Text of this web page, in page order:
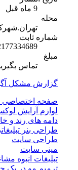
تهران.شهرک
شماره ثابت
02177334689
تماس بگیرید
گزارش مشکل آگهی
صفحه اختصاصی
لوازم آرایش لوکس
دامه های رند و خاص
طراحی بنر تبلیغاتی
طراحی سایت
مینی سایت
تبلیغات انبوه مشاغل